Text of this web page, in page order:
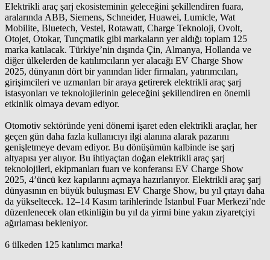
Elektrikli araç şarj ekosisteminin geleceğini şekillendiren fuara,
aralarında ABB, Siemens, Schneider, Huawei, Lumicle, Wat
Mobilite, Bluetech, Vestel, Rotawatt, Charge Teknoloji, Ovolt,
Otojet, Otokar, Tunçmatik gibi markaların yer aldığı toplam 125
marka katılacak. Türkiye’nin dışında Çin, Almanya, Hollanda ve
diğer ülkelerden de katılımcıların yer alacağı EV Charge Show
2025, dünyanın dört bir yanından lider firmaları, yatırımcıları,
girişimcileri ve uzmanları bir araya getirerek elektrikli araç şarj
istasyonları ve teknolojilerinin geleceğini şekillendiren en önemli
etkinlik olmaya devam ediyor.
Otomotiv sektöründe yeni dönemi işaret eden elektrikli araçlar, her
geçen gün daha fazla kullanıcıyı ilgi alanına alarak pazarını
genişletmeye devam ediyor. Bu dönüşümün kalbinde ise şarj
altyapısı yer alıyor. Bu ihtiyaçtan doğan elektrikli araç şarj
teknolojileri, ekipmanları fuarı ve konferansı EV Charge Show
2025, 4’üncü kez kapılarını açmaya hazırlanıyor. Elektrikli araç şarj
dünyasının en büyük buluşması EV Charge Show, bu yıl çıtayı daha
da yükseltecek. 12–14 Kasım tarihlerinde İstanbul Fuar Merkezi’nde
düzenlenecek olan etkinliğin bu yıl da yirmi bine yakın ziyaretçiyi
ağırlaması bekleniyor.
6 ülkeden 125 katılımcı marka!